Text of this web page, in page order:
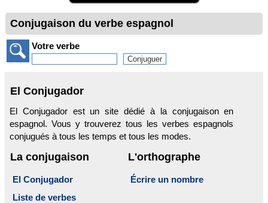
Conjugaison du verbe espagnol
Votre verbe
El Conjugador
El Conjugador est un site dédié à la conjugaison en
espagnol. Vous y trouverez tous les verbes espagnols
conjugués à tous les temps et tous les modes.
La conjugaison
El Conjugador
Liste de verbes
L'orthographe
Écrire un nombre